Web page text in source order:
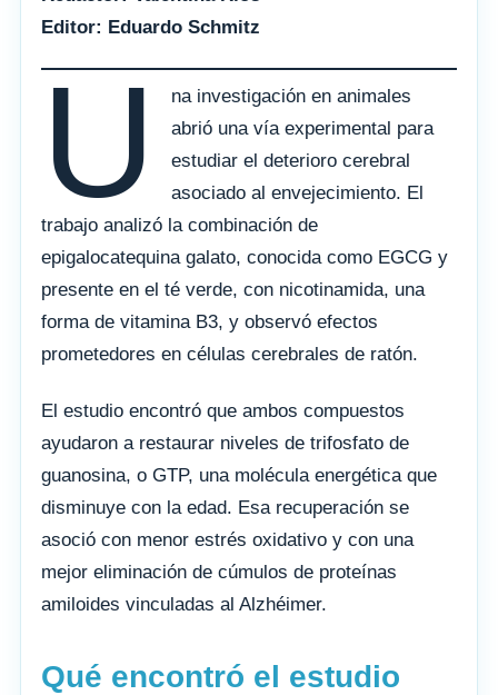
Editor: Eduardo Schmitz
U
na investigación en animales
abrió una vía experimental para
estudiar el deterioro cerebral
asociado al envejecimiento. El
trabajo analizó la combinación de
epigalocatequina galato, conocida como EGCG y
presente en el té verde, con nicotinamida, una
forma de vitamina B3, y observó efectos
prometedores en células cerebrales de ratón.
El estudio encontró que ambos compuestos
ayudaron a restaurar niveles de trifosfato de
guanosina, o GTP, una molécula energética que
disminuye con la edad. Esa recuperación se
asoció con menor estrés oxidativo y con una
mejor eliminación de cúmulos de proteínas
amiloides vinculadas al Alzhéimer.
Qué encontró el estudio